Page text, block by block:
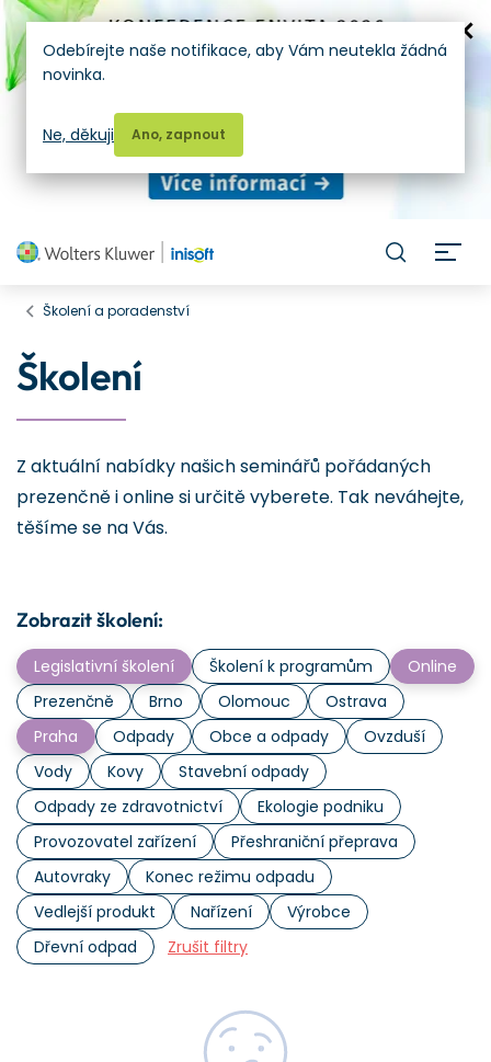
Školení a poradenství
Školení
Z aktuální nabídky našich seminářů pořádaných
prezenčně i online si určitě vyberete. Tak neváhejte,
těšíme se na Vás.
Zobrazit školení:
Legislativní školení Školení k programům
Online
Prezenčně
Brno Olomouc
Ostrava
Praha
Odpady Obce a odpady
Ovzduší
Vody
Kovy
Stavební odpady
Odpady ze zdravotnictví
Ekologie podniku
Provozovatel zařízení
Přeshraniční přeprava
Autovraky
Konec režimu odpadu
Vedlejší produkt
Nařízení
Výrobce
Dřevní odpad
Zrušit filtry
Odebírejte naše notifikace, aby Vám neutekla žádná
novinka.
Ano, zapnout
Ne, děkuji